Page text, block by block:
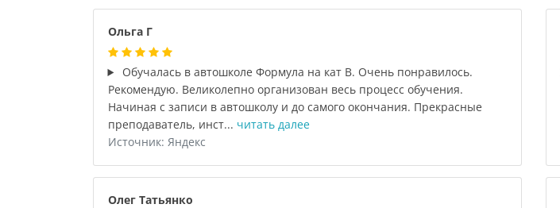
Ольга Г
Обучалась в автошколе Формула на кат В. Очень понравилось.
Рекомендую. Великолепно организован весь процесс обучения.
Начиная с записи в автошколу и до самого окончания. Прекрасные
преподаватель, инст... читать далее
Источник: Яндекс
Олег Татьянко